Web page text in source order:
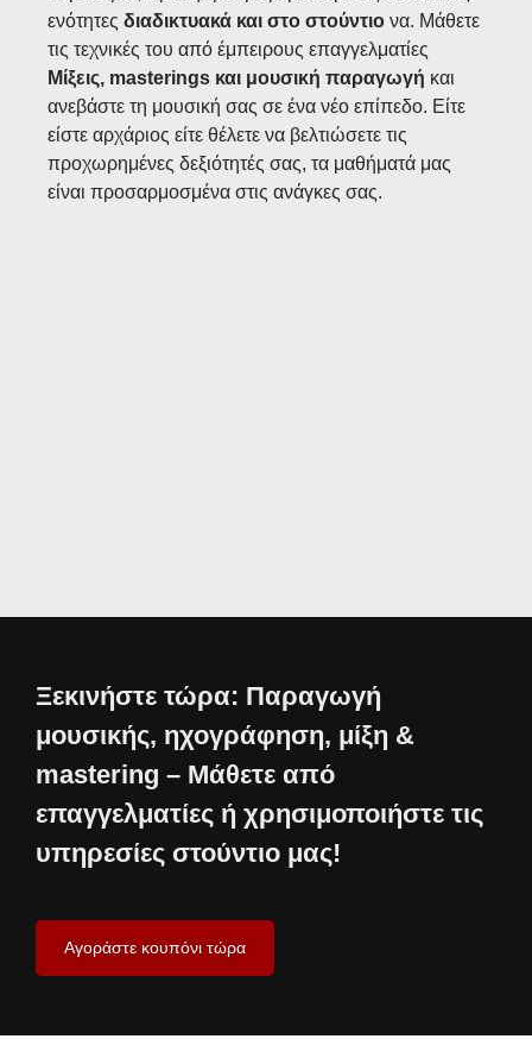
ενότητες διαδικτυακά και στο στούντιο να. Μάθετε
τις τεχνικές του από έμπειρους επαγγελματίες
Μίξεις, masterings και μουσική παραγωγή και
ανεβάστε τη μουσική σας σε ένα νέο επίπεδο. Είτε
είστε αρχάριος είτε θέλετε να βελτιώσετε τις
προχωρημένες δεξιότητές σας, τα μαθήματά μας
είναι προσαρμοσμένα στις ανάγκες σας.
Ξεκινήστε τώρα: Παραγωγή
μουσικής, ηχογράφηση, μίξη &
mastering – Μάθετε από
επαγγελματίες ή χρησιμοποιήστε τις
υπηρεσίες στούντιο μας!
Αγοράστε κουπόνι τώρα